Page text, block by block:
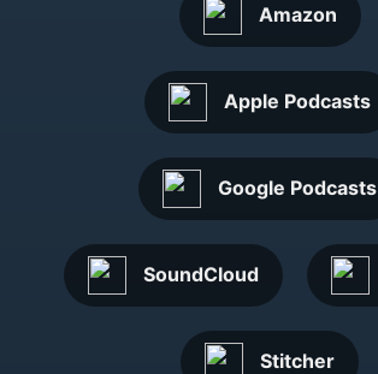
Amazon
Apple Podcasts
Google Podcasts
SoundCloud
Stitcher